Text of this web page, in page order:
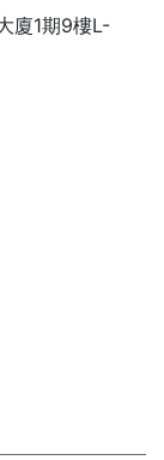
廈1期9樓L-